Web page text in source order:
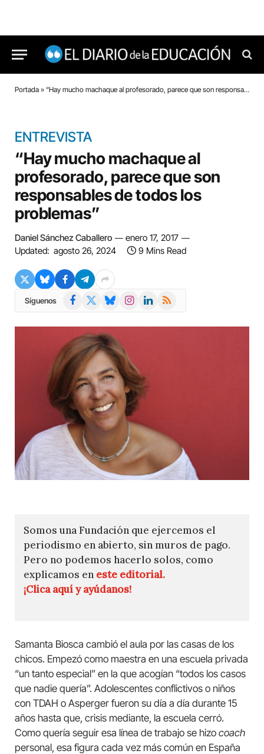
Portada » “Hay mucho machaque al profesorado, parece que son responsables de todos los problemas”
ENTREVISTA
“Hay mucho machaque al
profesorado, parece que son
responsables de todos los
problemas”
Daniel Sánchez Caballero
enero 17, 2017
Updated: agosto 26, 2024 9 Mins Read
Síguenos Facebook BlueskyInstagramLinkedIn
RSS
Somos una Fundación que ejercemos el
periodismo en abierto, sin muros de pago.
Pero no podemos hacerlo solos, como
explicamos en este editorial.
¡Clica aquí y ayúdanos!
Samanta Biosca cambió el aula por las casas de los
chicos. Empezó como maestra en una escuela privada
“un tanto especial” en la que acogían “todos los casos
que nadie quería”. Adolescentes conflictivos o niños
con TDAH o Asperger fueron su día a día durante 15
años hasta que, crisis mediante, la escuela cerró.
Como quería seguir esa línea de trabajo se hizo coach
personal, esa figura cada vez más común en España